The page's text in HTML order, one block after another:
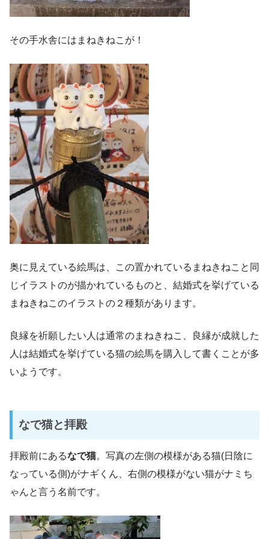
その手水舎にはまねきねこが！
奥に見えている絵馬は、この置かれているまねきねこと同
じイラストのが描かれているものと、結婚式を挙げている
まねきねこのイラストの２種類があります。
良縁を祈願したい人は通常のまねきねこ、良縁が成就した
人は結婚式を挙げている猫の絵馬を購入して書くことが多
いようです。
なで猫と拝殿
拝殿前にあるなで猫。写真の左側の模様がある猫(日陰に
なっている側)がナギくん、右側の模様がない猫がナミち
ゃんと言う名前です。